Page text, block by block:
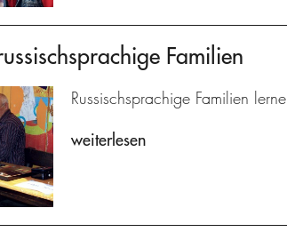
Familien
Russischsprachige Familien
weiterlesen